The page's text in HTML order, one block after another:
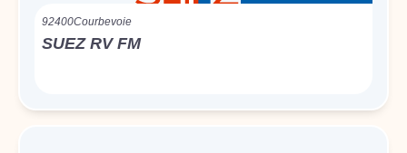
92400Courbevoie
SUEZ RV FM